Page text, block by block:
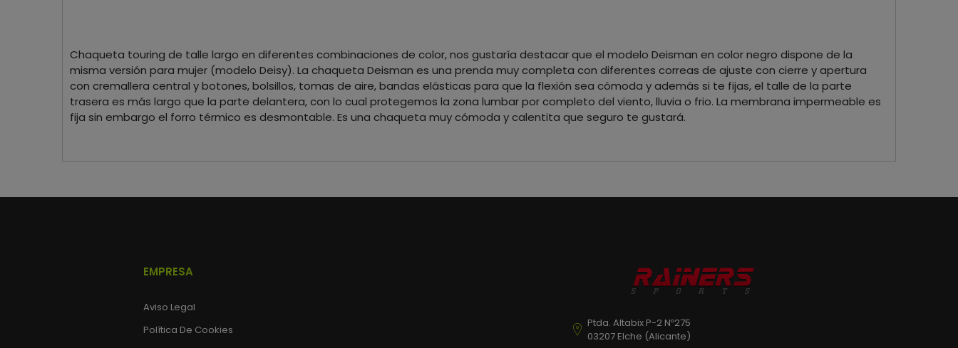
Chaqueta touring de talle largo en diferentes combinaciones de color, nos gustaría destacar que el modelo Deisman en color negro dispone de la
misma versión para mujer (modelo Deisy). La chaqueta Deisman es una prenda muy completa con diferentes correas de ajuste con cierre y apertura
con cremallera central y botones, bolsillos, tomas de aire, bandas elásticas para que la flexión sea cómoda y además si te fijas, el talle de la parte
trasera es más largo que la parte delantera, con lo cual protegemos la zona lumbar por completo del viento, lluvia o frio. La membrana impermeable es
fija sin embargo el forro térmico es desmontable. Es una chaqueta muy cómoda y calentita que seguro te gustará.
EMPRESA
Aviso Legal
Política De Cookies
Ptda. Altabix P-2 Nº275
03207 Elche (Alicante)